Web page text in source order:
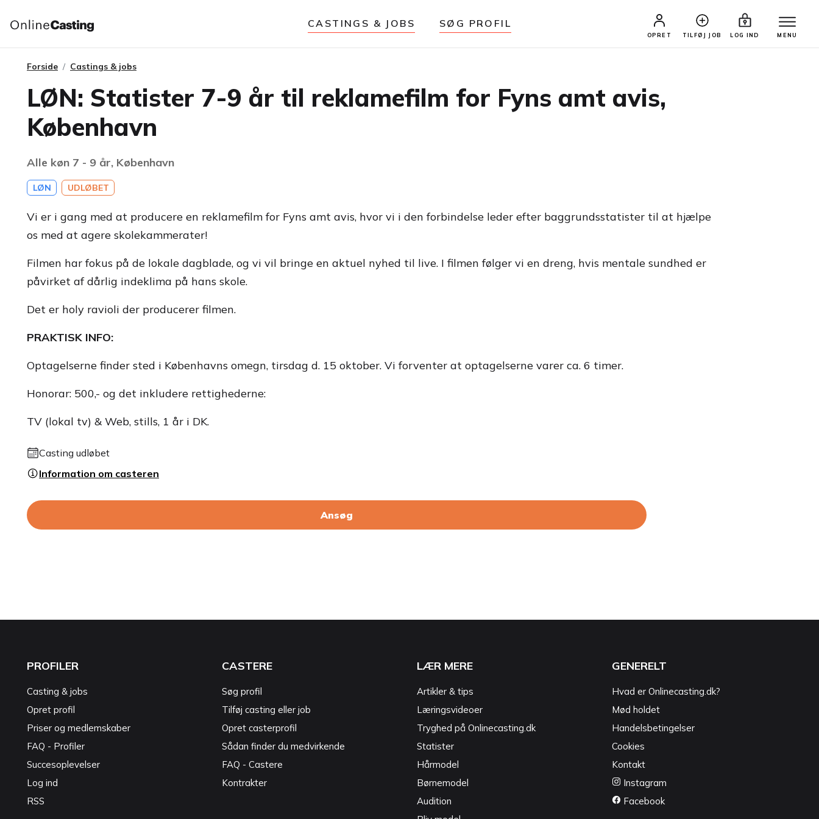
CASTINGS & JOBS SØG PROFIL
OPRET TILFØJ JOB LOG IND MENU
Forside Castings & jobs
LØN: Statister 7-9 år til reklamefilm for Fyns amt avis,
København
Alle køn 7 - 9 år, København
LØN UDLØBET
Vi er i gang med at producere en reklamefilm for Fyns amt avis, hvor vi i den forbindelse leder efter baggrundsstatister til at hjælpe
os med at agere skolekammerater!
Filmen har fokus på de lokale dagblade, og vi vil bringe en aktuel nyhed til live. I filmen følger vi en dreng, hvis mentale sundhed er
påvirket af dårlig indeklima på hans skole.
Det er holy ravioli der producerer filmen.
PRAKTISK INFO:
Optagelserne finder sted i Københavns omegn, tirsdag d. 15 oktober. Vi forventer at optagelserne varer ca. 6 timer.
Honorar: 500,- og det inkludere rettighederne:
TV (lokal tv) & Web, stills, 1 år i DK.
Casting udløbet
Information om casteren
Ansøg
PROFILER
Casting & jobs
Opret profil
Priser og medlemskaber
FAQ - Profiler
Succesoplevelser
Log ind
RSS
CASTERE
Søg profil
Tilføj casting eller job
Opret casterprofil
Sådan finder du medvirkende
FAQ - Castere
Kontrakter
LÆR MERE
Artikler & tips
Læringsvideoer
Tryghed på Onlinecasting.dk
Statister
Hårmodel
Børnemodel
Audition
GENERELT
Hvad er Onlinecasting.dk?
Mød holdet
Handelsbetingelser
Cookies
Kontakt
Instagram
Facebook